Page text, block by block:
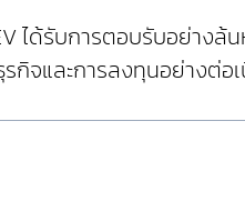
ได้รับการตอบรับอย่า
จและการลงทุนอย่างต่อเ